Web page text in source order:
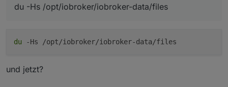
du -Hs /opt/iobroker/iobroker-data/files
du -Hs /opt/iobroker/iobroker-data/files
und jetzt?